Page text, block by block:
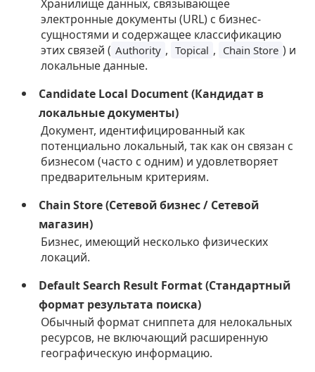
Хранилище данных, связывающее
электронные документы (URL) с бизнес-
сущностями и содержащее классификацию
этих связей ( Authority , Topical , Chain Store ) и
локальные данные.
Candidate Local Document (Кандидат в
локальные документы)
Документ, идентифицированный как
потенциально локальный, так как он связан с
бизнесом (часто с одним) и удовлетворяет
предварительным критериям.
Chain Store (Сетевой бизнес / Сетевой
магазин)
Бизнес, имеющий несколько физических
локаций.
Default Search Result Format (Стандартный
формат результата поиска)
Обычный формат сниппета для нелокальных
ресурсов, не включающий расширенную
географическую информацию.